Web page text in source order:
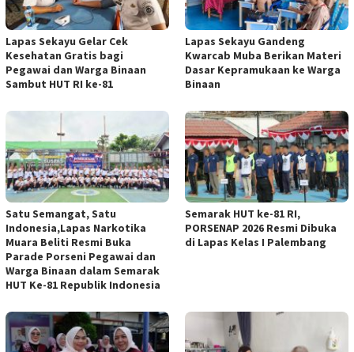
Lapas Sekayu Gelar Cek
Kesehatan Gratis bagi
Pegawai dan Warga Binaan
Sambut HUT RI ke-81
Lapas Sekayu Gandeng
Kwarcab Muba Berikan Materi
Dasar Kepramukaan ke Warga
Binaan
Satu Semangat, Satu
Indonesia,Lapas Narkotika
Muara Beliti Resmi Buka
Parade Porseni Pegawai dan
Warga Binaan dalam Semarak
HUT Ke-81 Republik Indonesia
Semarak HUT ke-81 RI,
PORSENAP 2026 Resmi Dibuka
di Lapas Kelas I Palembang